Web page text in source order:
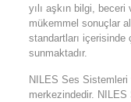
yılı aşkın bilgi,
mükemmel sonuçlar
standartları içerisinde
sunmaktadır.
NILES Ses
merkezindedir. NILES